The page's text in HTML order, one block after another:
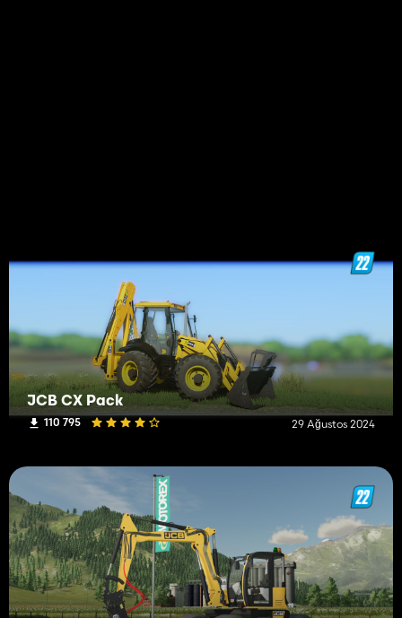
JCB CX Pack
110 795 29 Ağustos 2024